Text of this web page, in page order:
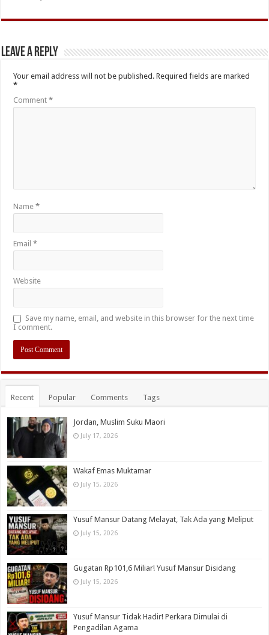
Leave a Reply
Your email address will not be published. Required fields are marked
*
Comment*
Name*
Email*
Website
Save my name, email, and website in this browser for the next time
I comment.
Recent Popular Comments Tags
Jordan, Muslim Suku Maori
July 17, 2026
Wakaf Emas Muktamar
July 15, 2026
Yusuf Mansur Datang Melayat, Tak Ada yang Meliput
July 15, 2026
Gugatan Rp101,6 Miliar! Yusuf Mansur Disidang
July 15, 2026
Yusuf Mansur Tidak Hadir! Perkara Dimulai di
Pengadilan Agama